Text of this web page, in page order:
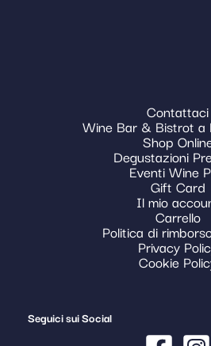
Contattaci
Wine Bar & Bistrot a
Shop
Degustazioni
Eventi Wine
Gift Card
Il mio
Carrello
Politica di
Privacy
Cookie
Seguici sui Social